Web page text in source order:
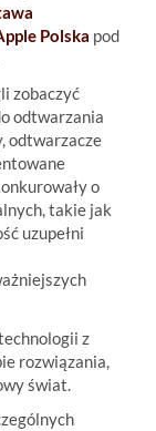
Polska pod
zobaczyć
odtwarzania
odtwarzacze
o
takie jak
uzupełni
z
rozwiązania,
świat.